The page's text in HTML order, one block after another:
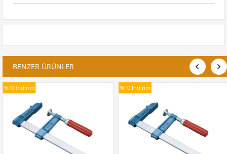
BENZER ÜRÜNLER
İndirim %10 İndirim